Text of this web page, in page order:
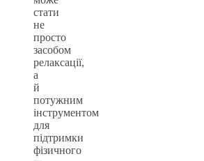
стати
не
просто
засобом
релаксації,
а
й
потужним
інструментом
для
підтримки
фізичного